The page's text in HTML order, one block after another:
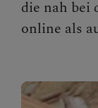
die nah bei
online als